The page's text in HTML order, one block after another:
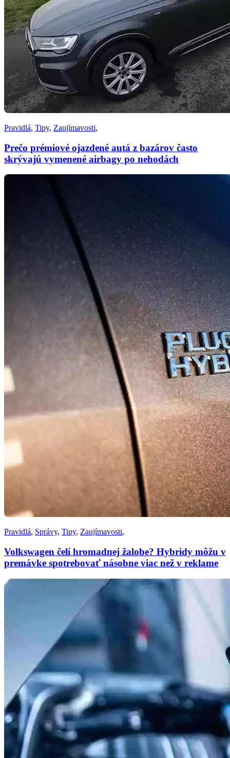
Pravidlá, Tipy, Zaujímavosti,
Prečo prémiové ojazdené autá z bazárov často
skrývajú vymenené airbagy po nehodách
Pravidlá, Správy, Tipy, Zaujímavosti,
Volkswagen čelí hromadnej žalobe? Hybridy môžu v
premávke spotrebovať násobne viac než v reklame